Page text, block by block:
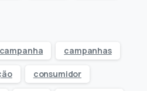
campanha campanhas
consumidor